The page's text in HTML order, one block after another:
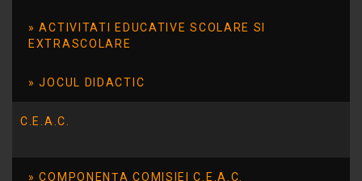
ACTIVITATI EDUCATIVE SCOLARE SI
EXTRASCOLARE
JOCUL DIDACTIC
C.E.A.C.
COMPONENȚA COMISIEI C.E.A.C.